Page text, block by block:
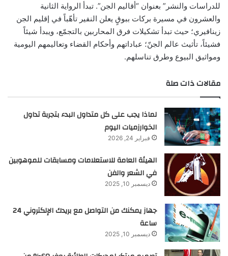
للدراسات والنشر” بعنوان “أقاليم الجن”. تبدأ الرواية الثانية
والعشرون في مسيرة بركات ببوقٍ يعلن النفير تأهّباً في إقليم الجن
زينافيري؛ حيث تبدأ تشكيلات فرق المحاربين بالتجمّع، ويبدأ شيئاً
فشيئاً، تأثيث عالم الجنّ؛ عباداتهم وأحكام القضاء وتعاليمهم اليومية
ومواثيق البيوع وطرق تناسلهم.
مقالات ذات صلة
لماذا يجب على كل متداول البدء بتجربة تداول
الخوارزميات اليوم
فبراير 24, 2026
الهيئة العامة للاستعلامات ومسابقات للموهوبين
في الشعر والفن
ديسمبر 10, 2025
جهاز يمكنك من التواصل مع بريدك الإلكتروني 24
ساعة
ديسمبر 10, 2025